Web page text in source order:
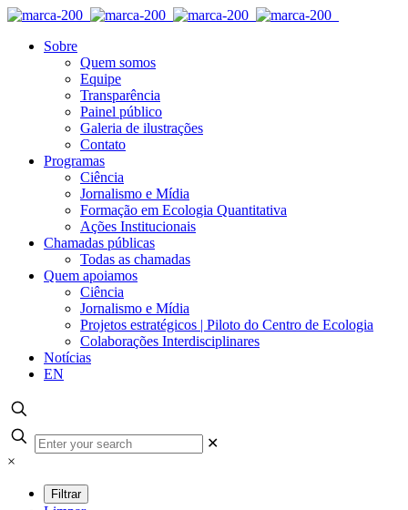
Sobre
Quem somos
Equipe
Transparência
Painel público
Galeria de ilustrações
Contato
Programas
Ciência
Jornalismo e Mídia
Formação em Ecologia Quantitativa
Ações Institucionais
Chamadas públicas
Todas as chamadas
Quem apoiamos
Ciência
Jornalismo e Mídia
Projetos estratégicos | Piloto do Centro de Ecologia
Colaborações Interdisciplinares
Notícias
EN
✕
×